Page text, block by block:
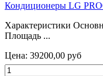
Кондиционеры LG
Характеристики
Площадь ...
Цена: 39200,00 руб